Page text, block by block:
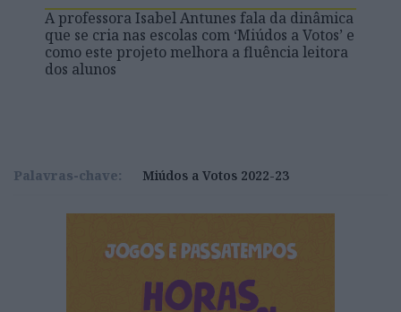
A professora Isabel Antunes fala da dinâmica
que se cria nas escolas com ‘Miúdos a Votos’ e
como este projeto melhora a fluência leitora
dos alunos
Palavras-chave: Miúdos a Votos 2022-23